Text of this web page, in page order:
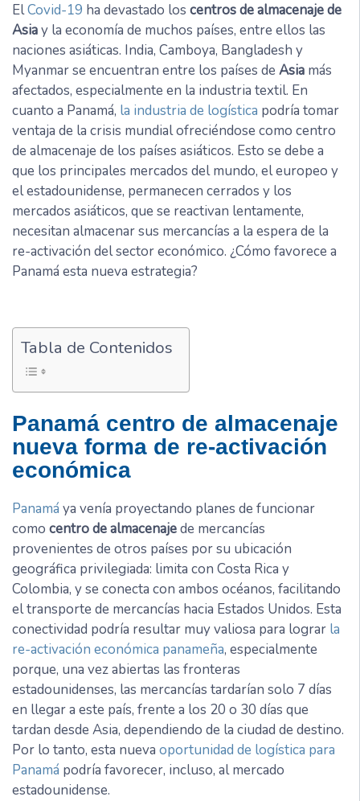
ElCovid-19 ha devastado los centros de almacenaje de
Asiay la economía de muchos países, entre ellos las
naciones asiáticas. India, Camboya, Bangladesh y
Myanmar se encuentran entre los países de Asia más
afectados, especialmente en la industria textil. En
cuanto a Panamá, la industria de logística podría tomar
ventaja de la crisis mundial ofreciéndose como centro
de almacenaje de los países asiáticos. Esto se debe a
que los principales mercados del mundo, el europeo y
el estadounidense, permanecen cerrados y los
mercados asiáticos, que se reactivan lentamente,
necesitan almacenar sus mercancías a la espera de la
re-activación del sector económico. ¿Cómo favorece a
Panamá esta nueva estrategia?
Tabla de Contenidos
Panamá centro de almacenaje
nueva forma de re-activación
económica
Panamá ya venía proyectando planes de funcionar
como centro de almacenajede mercancías
provenientes de otros países por su ubicación
geográfica privilegiada: limita con Costa Rica y
Colombia, y se conecta con ambos océanos, facilitando
el transporte de mercancías hacia Estados Unidos. Esta
conectividad podría resultar muy valiosa para lograr la
re-activación económica panameña, especialmente
porque, una vez abiertas las fronteras
estadounidenses, las mercancías tardarían solo 7 días
en llegar a este país, frente a los 20 o 30 días que
tardan desde Asia, dependiendo de la ciudad de destino.
Por lo tanto, esta nueva oportunidad de logística para
Panamá podría favorecer, incluso, al mercado
estadounidense.